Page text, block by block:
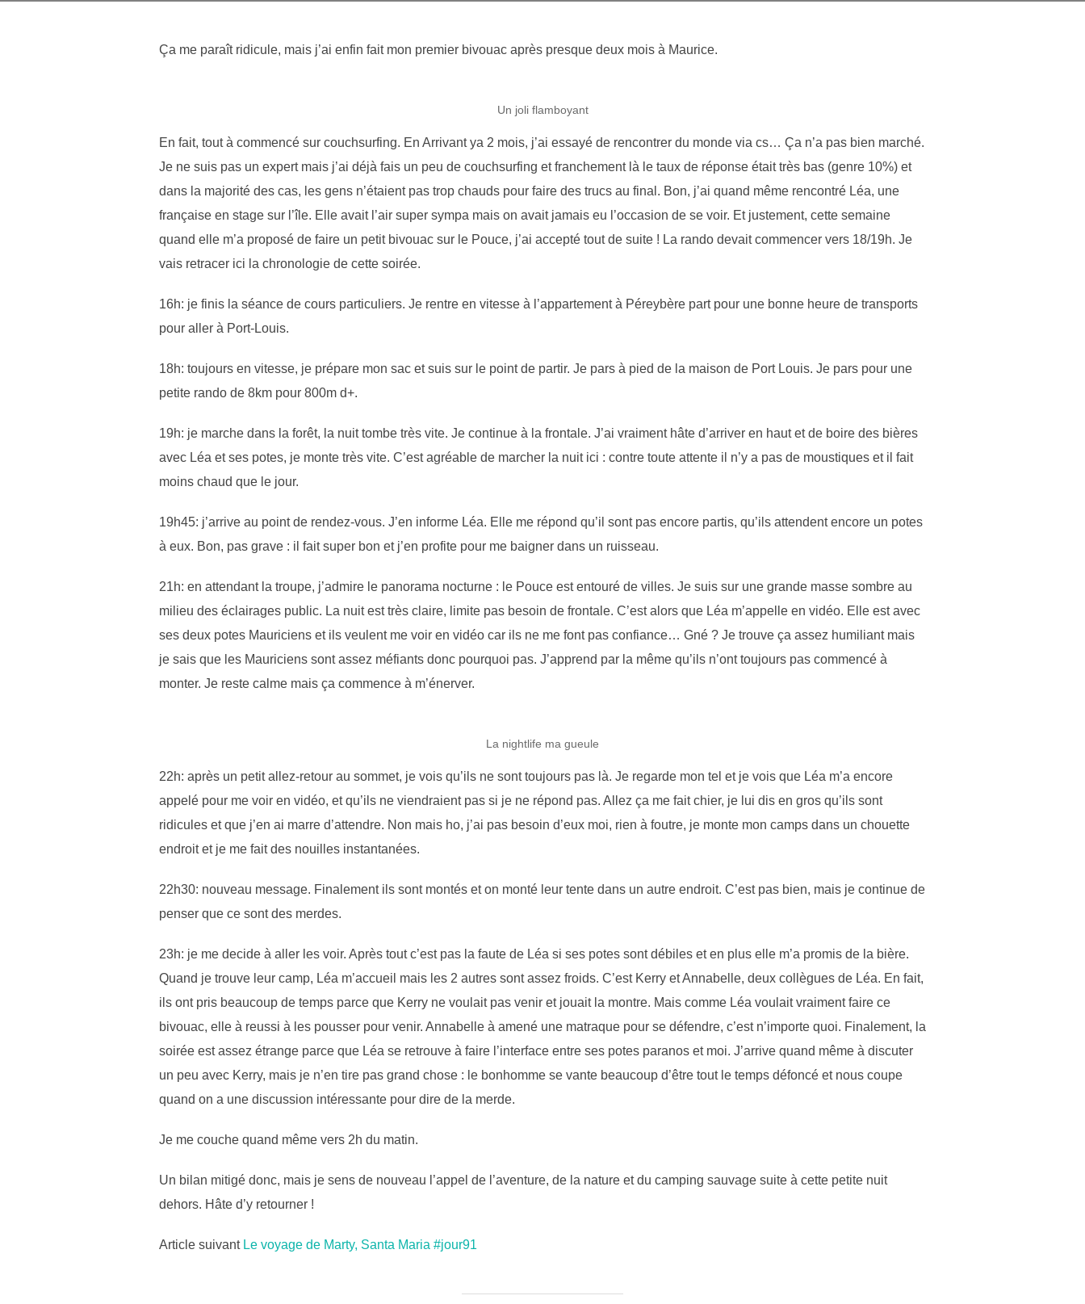
Ça me paraît ridicule, mais j’ai enfin fait mon premier bivouac après presque deux mois à Maurice.
Un joli flamboyant
En fait, tout à commencé sur couchsurfing. En Arrivant ya 2 mois, j’ai essayé de rencontrer du monde via cs… Ça n’a pas bien marché.
Je ne suis pas un expert mais j’ai déjà fais un peu de couchsurfing et franchement là le taux de réponse était très bas (genre 10%) et
dans la majorité des cas, les gens n’étaient pas trop chauds pour faire des trucs au final. Bon, j’ai quand même rencontré Léa, une
française en stage sur l’île. Elle avait l’air super sympa mais on avait jamais eu l’occasion de se voir. Et justement, cette semaine
quand elle m’a proposé de faire un petit bivouac sur le Pouce, j’ai accepté tout de suite ! La rando devait commencer vers 18/19h. Je
vais retracer ici la chronologie de cette soirée.
16h: je finis la séance de cours particuliers. Je rentre en vitesse à l’appartement à Péreybère part pour une bonne heure de transports
pour aller à Port-Louis.
18h: toujours en vitesse, je prépare mon sac et suis sur le point de partir. Je pars à pied de la maison de Port Louis. Je pars pour une
petite rando de 8km pour 800m d+.
19h: je marche dans la forêt, la nuit tombe très vite. Je continue à la frontale. J’ai vraiment hâte d’arriver en haut et de boire des bières
avec Léa et ses potes, je monte très vite. C’est agréable de marcher la nuit ici : contre toute attente il n’y a pas de moustiques et il fait
moins chaud que le jour.
19h45: j’arrive au point de rendez-vous. J’en informe Léa. Elle me répond qu’il sont pas encore partis, qu’ils attendent encore un potes
à eux. Bon, pas grave : il fait super bon et j’en profite pour me baigner dans un ruisseau.
21h: en attendant la troupe, j’admire le panorama nocturne : le Pouce est entouré de villes. Je suis sur une grande masse sombre au
milieu des éclairages public. La nuit est très claire, limite pas besoin de frontale. C’est alors que Léa m’appelle en vidéo. Elle est avec
ses deux potes Mauriciens et ils veulent me voir en vidéo car ils ne me font pas confiance… Gné ? Je trouve ça assez humiliant mais
je sais que les Mauriciens sont assez méfiants donc pourquoi pas. J’apprend par la même qu’ils n’ont toujours pas commencé à
monter. Je reste calme mais ça commence à m’énerver.
La nightlife ma gueule
22h: après un petit allez-retour au sommet, je vois qu’ils ne sont toujours pas là. Je regarde mon tel et je vois que Léa m’a encore
appelé pour me voir en vidéo, et qu’ils ne viendraient pas si je ne répond pas. Allez ça me fait chier, je lui dis en gros qu’ils sont
ridicules et que j’en ai marre d’attendre. Non mais ho, j’ai pas besoin d’eux moi, rien à foutre, je monte mon camps dans un chouette
endroit et je me fait des nouilles instantanées.
22h30: nouveau message. Finalement ils sont montés et on monté leur tente dans un autre endroit. C’est pas bien, mais je continue de
penser que ce sont des merdes.
23h: je me decide à aller les voir. Après tout c’est pas la faute de Léa si ses potes sont débiles et en plus elle m’a promis de la bière.
Quand je trouve leur camp, Léa m’accueil mais les 2 autres sont assez froids. C’est Kerry et Annabelle, deux collègues de Léa. En fait,
ils ont pris beaucoup de temps parce que Kerry ne voulait pas venir et jouait la montre. Mais comme Léa voulait vraiment faire ce
bivouac, elle à reussi à les pousser pour venir. Annabelle à amené une matraque pour se défendre, c’est n’importe quoi. Finalement, la
soirée est assez étrange parce que Léa se retrouve à faire l’interface entre ses potes paranos et moi. J’arrive quand même à discuter
un peu avec Kerry, mais je n’en tire pas grand chose : le bonhomme se vante beaucoup d’être tout le temps défoncé et nous coupe
quand on a une discussion intéressante pour dire de la merde.
Je me couche quand même vers 2h du matin.
Un bilan mitigé donc, mais je sens de nouveau l’appel de l’aventure, de la nature et du camping sauvage suite à cette petite nuit
dehors. Hâte d’y retourner !
Post
Article suivant Le voyage de Marty, Santa Maria #jour91